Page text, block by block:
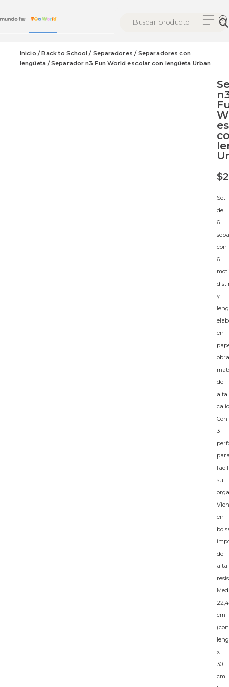
Inicio /Back to School / Separadores /Separadores con
lengüeta / Separador n3 Fun World escolar con lengüeta Urban
$
Set
de
6
con
6
y
en
obra
de
alta
Con
3
su
en
de
alta
22,4
cm
(con
x
30
cm.